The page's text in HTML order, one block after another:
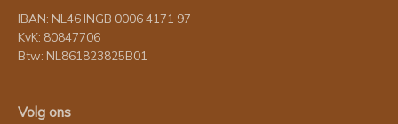
IBAN: NL46 INGB 0006 4171 97
KvK: 80847706
Btw: NL861823825B01
Volg ons